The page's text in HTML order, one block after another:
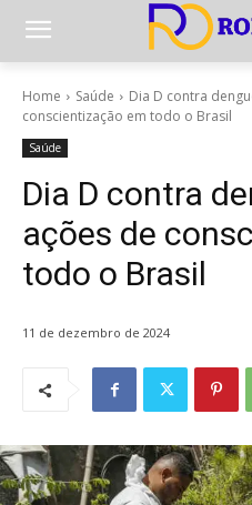
Home Saúde
Dia D contra
conscientização em todo o Brasil
Saúde
Dia D contra
ações de
todo o Brasil
11 de dezembro de 2024